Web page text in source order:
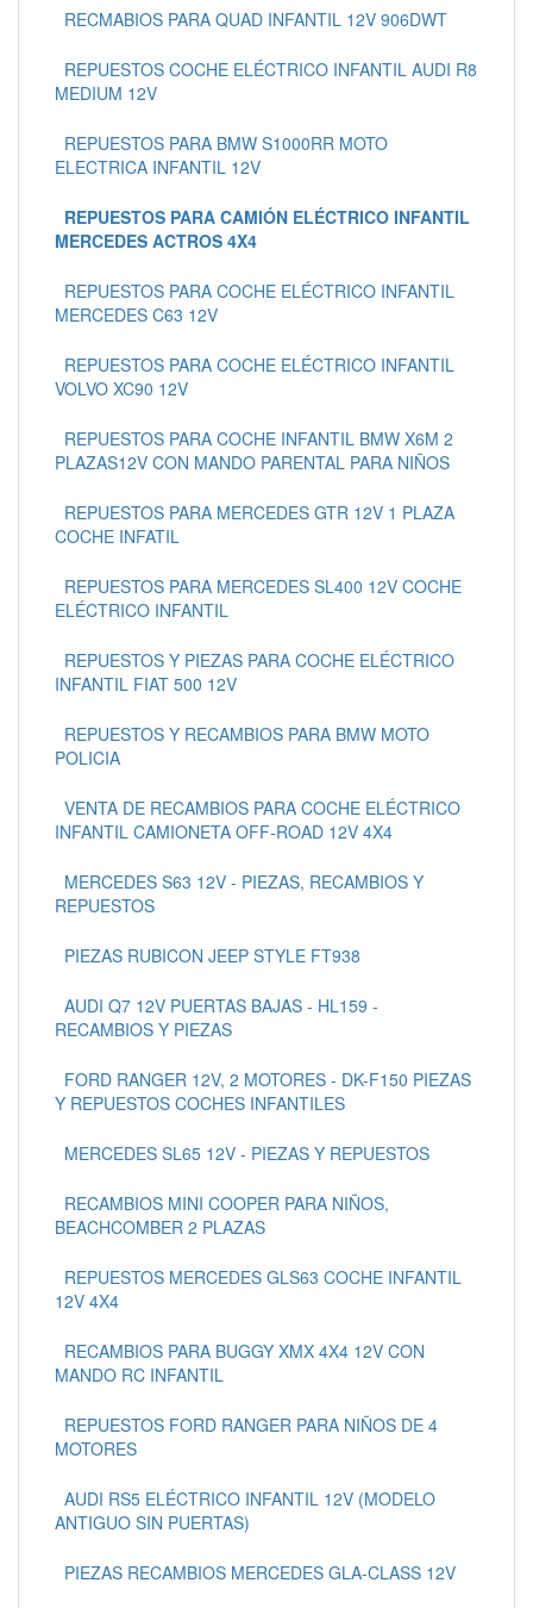
RECMABIOS PARA QUAD INFANTIL 12V 906DWT
REPUESTOS COCHE ELÉCTRICO INFANTIL AUDI R8
MEDIUM 12V
REPUESTOS PARA BMW S1000RR MOTO
ELECTRICA INFANTIL 12V
REPUESTOS PARA CAMIÓN ELÉCTRICO INFANTIL
MERCEDES ACTROS 4X4
REPUESTOS PARA COCHE ELÉCTRICO INFANTIL
MERCEDES C63 12V
REPUESTOS PARA COCHE ELÉCTRICO INFANTIL
VOLVO XC90 12V
REPUESTOS PARA COCHE INFANTIL BMW X6M 2
PLAZAS12V CON MANDO PARENTAL PARA NIÑOS
REPUESTOS PARA MERCEDES GTR 12V 1 PLAZA
COCHE INFATIL
REPUESTOS PARA MERCEDES SL400 12V COCHE
ELÉCTRICO INFANTIL
REPUESTOS Y PIEZAS PARA COCHE ELÉCTRICO
INFANTIL FIAT 500 12V
REPUESTOS Y RECAMBIOS PARA BMW MOTO
POLICIA
VENTA DE RECAMBIOS PARA COCHE ELÉCTRICO
INFANTIL CAMIONETA OFF-ROAD 12V 4X4
MERCEDES S63 12V - PIEZAS, RECAMBIOS Y
REPUESTOS
PIEZAS RUBICON JEEP STYLE FT938
AUDI Q7 12V PUERTAS BAJAS - HL159 -
RECAMBIOS Y PIEZAS
FORD RANGER 12V, 2 MOTORES - DK-F150 PIEZAS
Y REPUESTOS COCHES INFANTILES
MERCEDES SL65 12V - PIEZAS Y REPUESTOS
RECAMBIOS MINI COOPER PARA NIÑOS,
BEACHCOMBER 2 PLAZAS
REPUESTOS MERCEDES GLS63 COCHE INFANTIL
12V 4X4
RECAMBIOS PARA BUGGY XMX 4X4 12V CON
MANDO RC INFANTIL
REPUESTOS FORD RANGER PARA NIÑOS DE 4
MOTORES
AUDI RS5 ELÉCTRICO INFANTIL 12V (MODELO
ANTIGUO SIN PUERTAS)
PIEZAS RECAMBIOS MERCEDES GLA-CLASS 12V